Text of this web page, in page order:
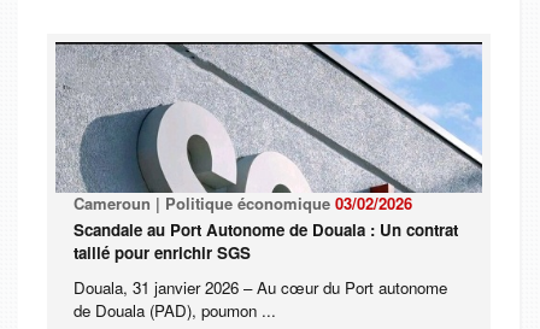
Cameroun | Politique économique 03/02/2026
Scandale au Port Autonome de Douala : Un contrat
taillé pour enrichir SGS
Douala, 31 janvier 2026 – Au cœur du Port autonome
de Douala (PAD), poumon ...